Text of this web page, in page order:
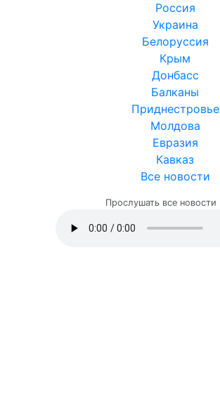
Россия
Украина
Белоруссия
Крым
Донбасс
Балканы
Приднестровье
Молдова
Евразия
Кавказ
Все новости
Прослушать все новости